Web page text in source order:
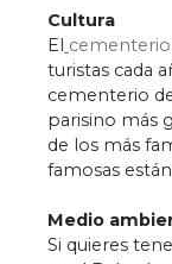
Cultura
El cementerio
turistas cada
cementerio
parisino más
de los más
famosas
Medio
Si quieres